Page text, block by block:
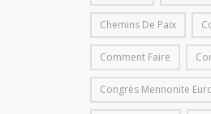
Chemins De Paix
Comment Faire
Congrès Mennonite